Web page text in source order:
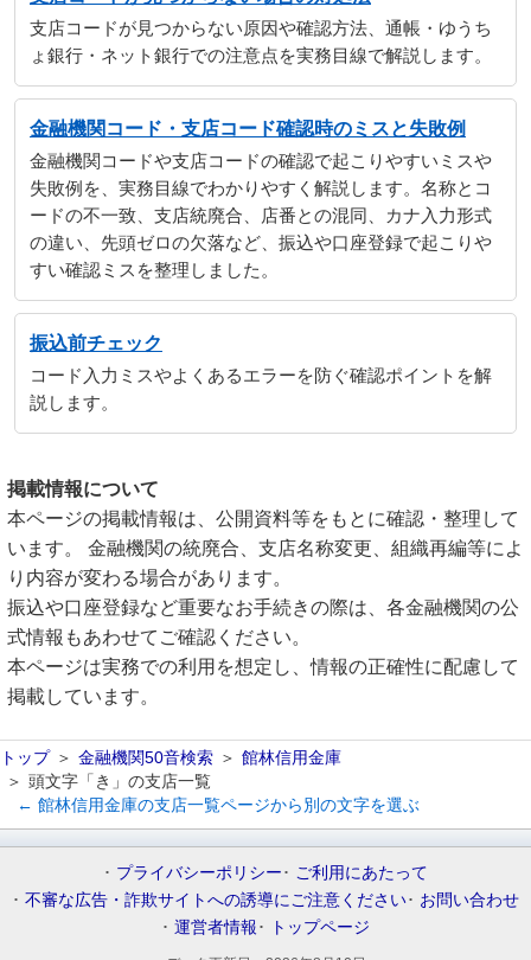
支店コードが見つからない原因や確認方法、通帳・ゆうち
ょ銀行・ネット銀行での注意点を実務目線で解説します。
金融機関コード・支店コード確認時のミスと失敗例
金融機関コードや支店コードの確認で起こりやすいミスや
失敗例を、実務目線でわかりやすく解説します。名称とコ
ードの不一致、支店統廃合、店番との混同、カナ入力形式
の違い、先頭ゼロの欠落など、振込や口座登録で起こりや
すい確認ミスを整理しました。
振込前チェック
コード入力ミスやよくあるエラーを防ぐ確認ポイントを解
説します。
掲載情報について
本ページの掲載情報は、公開資料等をもとに確認・整理して
います。 金融機関の統廃合、支店名称変更、組織再編等によ
り内容が変わる場合があります。
振込や口座登録など重要なお手続きの際は、各金融機関の公
式情報もあわせてご確認ください。
本ページは実務での利用を想定し、情報の正確性に配慮して
掲載しています。
トップ 金融機関50音検索
館林信用金庫
頭文字「き」の支店一覧
← 館林信用金庫の支店一覧ページから別の文字を選ぶ
プライバシーポリシー
ご利用にあたって
不審な広告・詐欺サイトへの誘導にご注意ください
お問い合わせ
運営者情報
トップページ